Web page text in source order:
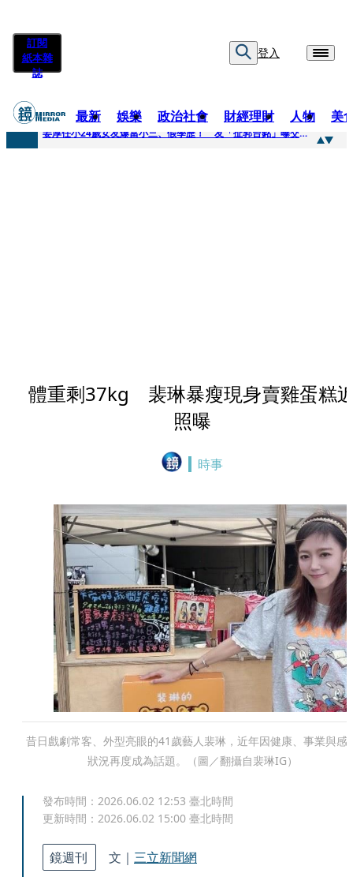
訂閱
紙本雜
誌
登入
最新 娛樂 政治社會 財經理財 人物 美
快訊
姜厚任小24歲女友爆當小三、假學歷！ 友「扯郭台銘」曝交往內幕：我們又不像他
體重剩37kg 裴琳暴瘦現身賣雞蛋糕
照曝
時事
昔日戲劇常客、外型亮眼的41歲藝人裴琳，近年因健康、事業與感
狀況再度成為話題。（圖／翻攝自裴琳IG）
發布時間： 2026.06.02 12:53 臺北時間
更新時間： 2026.06.02 15:00 臺北時間
鏡週刊 文｜ 三立新聞網